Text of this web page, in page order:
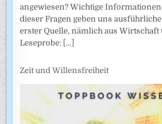
angewiesen? Wichtige
dieser Fragen geben uns
erster Quelle, nämlich aus Wirtschaft
Leseprobe: [...]
Zeit und Willensfreiheit